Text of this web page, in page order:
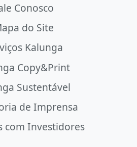
Conosco
do Site
Kalunga
Copy&Print
Sustentável
de Imprensa
com Investidores